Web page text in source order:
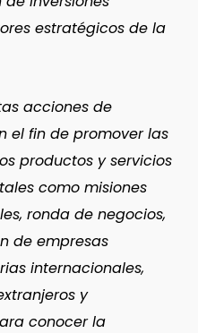
estratégicos de la
acciones de
el fin de promover las
productos y servicios
como misiones
ronda de negocios,
de empresas
internacionales,
y
conocer la